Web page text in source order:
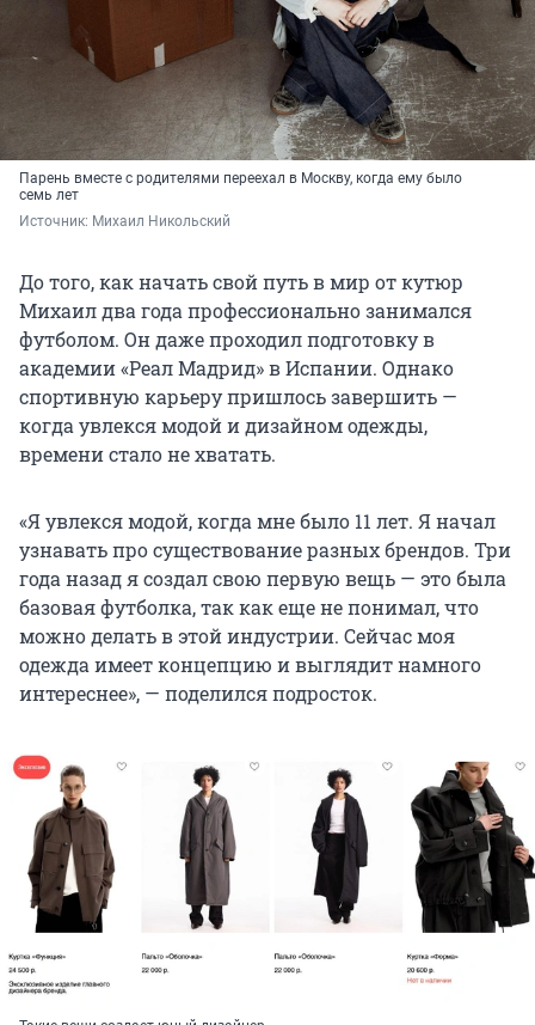
Парень вместе с родителями переехал в Москву, когда ему было
семь лет
Источник: Михаил Никольский
До того, как начать свой путь в мир от кутюр
Михаил два года профессионально занимался
футболом. Он даже проходил подготовку в
академии «Реал Мадрид» в Испании. Однако
спортивную карьеру пришлось завершить —
когда увлекся модой и дизайном одежды,
времени стало не хватать.
«Я увлекся модой, когда мне было 11 лет. Я начал
узнавать про существование разных брендов. Три
года назад я создал свою первую вещь — это была
базовая футболка, так как еще не понимал, что
можно делать в этой индустрии. Сейчас моя
одежда имеет концепцию и выглядит намного
интереснее», — поделился подросток.